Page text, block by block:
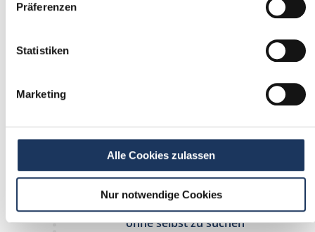
Präferenzen
Statistiken
Marketing
Alle Cookies zulassen
Nur notwendige Cookies
1
2
Passende Stellenangebote
erhalten
stetig neue Stellenangebote erhalten
ohne selbst zu suchen